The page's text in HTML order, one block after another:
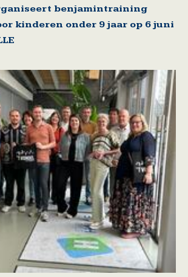
benjamintraining
kinderen onder 9 jaar op 6 juni